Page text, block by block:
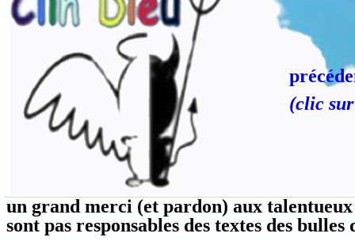
un grand merci (et pardon) aux
sont pas responsables des textes des
(clic
(clic